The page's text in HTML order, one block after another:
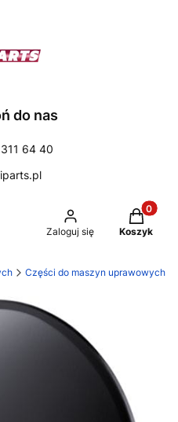
do nas
64 40
Zaloguj się Koszyk
Części do maszyn uprawowych